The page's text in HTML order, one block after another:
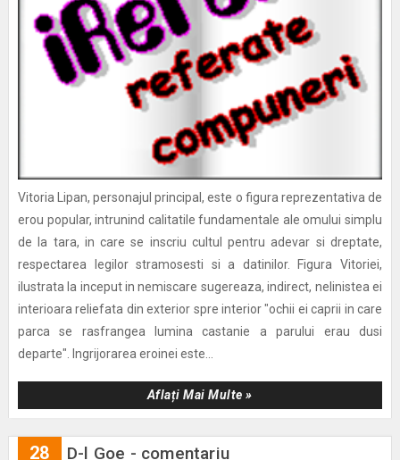
Vitoria Lipan, personajul principal, este o figura reprezentativa de
erou popular, intrunind calitatile fundamentale ale omului simplu
de la tara, in care se inscriu cultul pentru adevar si dreptate,
respectarea legilor stramosesti si a datinilor. Figura Vitoriei,
ilustrata la inceput in nemiscare sugereaza, indirect, nelinistea ei
interioara reliefata din exterior spre interior "ochii ei caprii in care
parca se rasfrangea lumina castanie a parului erau dusi
departe". Ingrijorarea eroinei este...
Aflați Mai Multe »
28 D-l Goe - comentariu